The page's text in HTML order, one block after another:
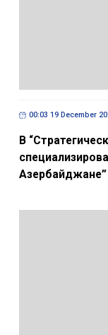
00:03 19 December
В